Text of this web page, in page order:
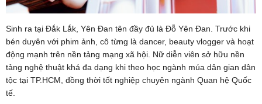
Sinh ra tại Đắk Lắk, Yên Đan tên đầy đủ là Đỗ Yên Đan. Trước khi
bén duyên với phim ảnh, cô từng là dancer, beauty vlogger và hoạt
động mạnh trên nền tảng mạng xã hội. Nữ diễn viên sở hữu nền
tảng nghệ thuật khá đa dạng khi theo học ngành múa dân gian dân
tộc tại TP.HCM, đồng thời tốt nghiệp chuyên ngành Quan hệ Quốc
tế.